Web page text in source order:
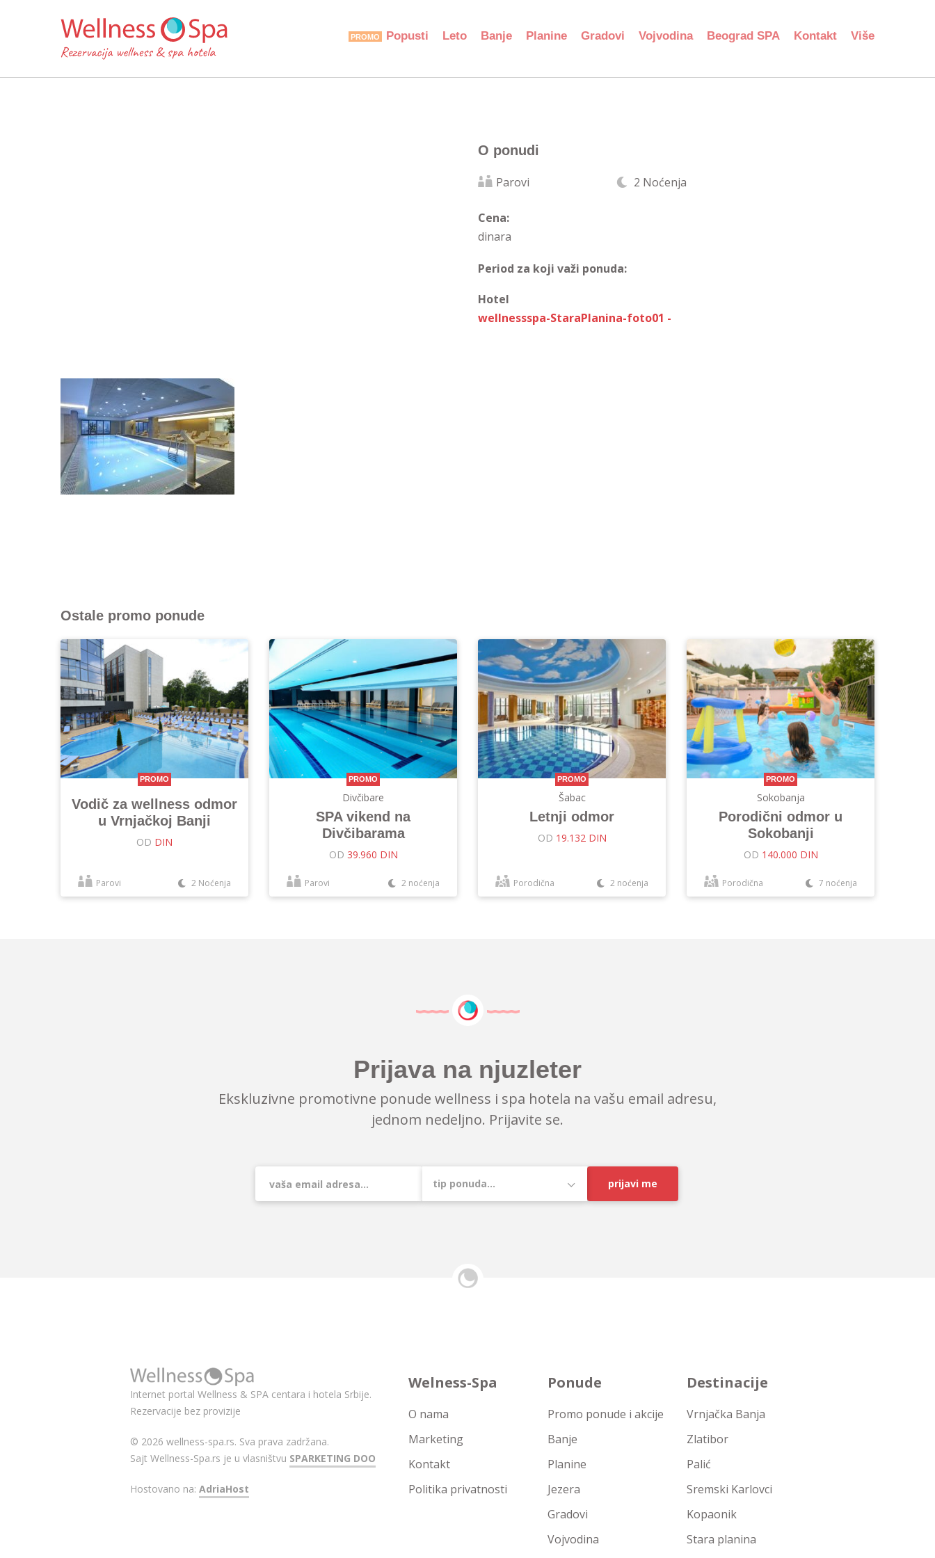
Popusti Leto Banje Planine Gradovi Vojvodina Beograd SPA Kontakt Više
O ponudi
Parovi 2 Noćenja
Cena:
dinara
Period za koji važi ponuda:
Hotel
wellnessspa-StaraPlanina-foto01 -
Ostale promo ponude
PROMO
Vodič za wellness odmor
u Vrnjačkoj Banji
OD DIN
Parovi 2 Noćenja
PROMO
Divčibare
SPA vikend na
Divčibarama
OD 39.960 DIN
Parovi 2 noćenja
PROMO
Šabac
Letnji odmor
OD 19.132 DIN
Porodična 2 noćenja
PROMO
Sokobanja
Porodični odmor u
Sokobanji
OD 140.000 DIN
Porodična 7 noćenja
Prijava na njuzleter
Ekskluzivne promotivne ponude wellness i spa hotela na vašu email adresu,
jednom nedeljno. Prijavite se.
prijavi me
Internet portal Wellness & SPA centara i hotela Srbije.
Rezervacije bez provizije
© 2026 wellness-spa.rs. Sva prava zadržana.
Sajt Wellness-Spa.rs je u vlasništvu SPARKETING DOO
Hostovano na: AdriaHost
Welness-Spa
O nama
Marketing
Kontakt
Politika privatnosti
Ponude
Promo ponude i akcije
Banje
Planine
Jezera
Gradovi
Vojvodina
Destinacije
Vrnjačka Banja
Zlatibor
Palić
Sremski Karlovci
Kopaonik
Stara planina